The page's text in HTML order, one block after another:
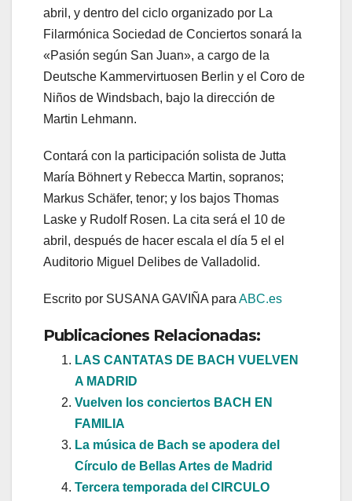
abril, y dentro del ciclo organizado por La
Filarmónica Sociedad de Conciertos sonará la
«Pasión según San Juan», a cargo de la
Deutsche Kammervirtuosen Berlin y el Coro de
Niños de Windsbach, bajo la dirección de
Martin Lehmann.
Contará con la participación solista de Jutta
María Böhnert y Rebecca Martin, sopranos;
Markus Schäfer, tenor; y los bajos Thomas
Laske y Rudolf Rosen. La cita será el 10 de
abril, después de hacer escala el día 5 el el
Auditorio Miguel Delibes de Valladolid.
Escrito por SUSANA GAVIÑA para ABC.es
Publicaciones Relacionadas:
LAS CANTATAS DE BACH VUELVEN
A MADRID
Vuelven los conciertos BACH EN
FAMILIA
La música de Bach se apodera del
Círculo de Bellas Artes de Madrid
Tercera temporada del CIRCULO